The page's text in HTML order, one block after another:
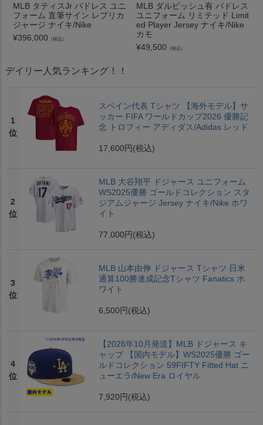
MLB タティスJr パドレス ユニ
フォーム 直筆サイン レプリカ
ジャージ ナイキ/Nike
¥396,000 （税込）
MLB ダルビッシュ有 パドレス
ユニフォーム リミテッド Limit
ed Player Jersey ナイキ/Nike
カモ
¥49,500 （税込）
デイリー人気ランキング！！
1
位
スペイン代表 Tシャツ 【海外モデル】サ
ッカー FIFA ワールドカップ2026 優勝記
念 トロフィー アディダス/Adidas レッド
17,600円 (税込)
2
位
MLB 大谷翔平 ドジャース ユニフォーム
WS2025優勝 ゴールドコレクション スタ
ジアムジャージ Jersey ナイキ/Nike ホワ
イト
77,000円 (税込)
3
位
MLB 山本由伸 ドジャース Tシャツ 日米
通算100勝達成記念Tシャツ Fanatics ホ
ワイト
6,500円 (税込)
4
位
【2026年10月発送】MLB ドジャース キ
ャップ 【国内モデル】WS2025優勝 ゴー
ルドコレクション 59FIFTY Fitted Hat ニ
ューエラ/New Era ロイヤル
7,920円 (税込)